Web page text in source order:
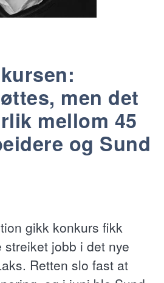
men det
mellom 45
og Sund
gikk konkurs fikk
jobb i det nye
Retten slo fast at